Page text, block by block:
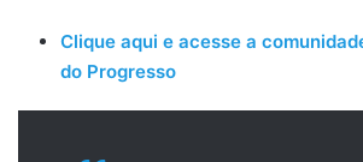
Clique aqui e acesse a
do Progresso